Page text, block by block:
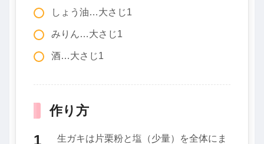
しょう油…大さじ1
みりん…大さじ1
酒…大さじ1
作り方
生ガキは片栗粉と塩（少量）を全体にま